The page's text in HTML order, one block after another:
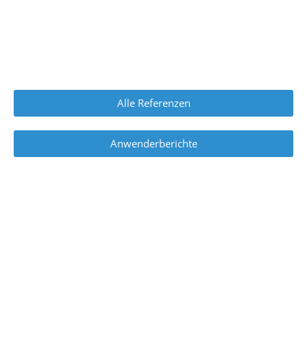
Alle Referenzen
Anwenderberichte